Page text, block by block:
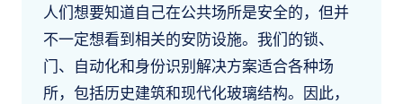
人们想要知道自己在公共场所是安全的，但并
不一定想看到相关的安防设施。我们的锁、
门、自动化和身份识别解决方案适合各种场
所，包括历史建筑和现代化玻璃结构。因此，